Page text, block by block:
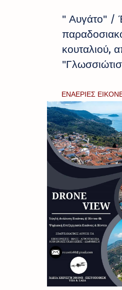
" Αυγάτο" /
κουταλιού,
ΕΝΑΕΡΙΕΣ